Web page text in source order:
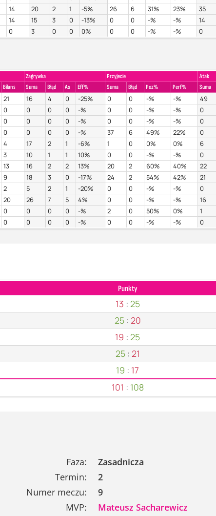
14 20 2 1 -5% 26 6 31% 23%
35
14 15 3 0 -13% 0 0 -% -%
14
0 3 0 0 0% 0 0 -% -% 0
Zagrywka Przyjecie
Atak
Bilans Suma Błąd As Eff% Suma Błąd Poz% Perf% Suma
21 16 4 0 -25% 0 0 -% -%
49
0 0 0 0 -% 0 0 -% -%
0
0 0 0 0 -% 0 0 -% -%
0
0 0 0 0 -% 37 6 49% 22%
0
4 17 2 1 -6% 1 0 0% 0%
6
3 10 1 1 10% 0 0 -% -%
0
13 16 2 2 13% 20 2 60% 40%
22
9 18 3 0 -17% 24 2 54% 42%
21
2 5 2 1 -20% 0 0 -% -%
0
20 26 7 5 4% 0 0 -% -%
16
0 0 0 0 -% 2 0 50% 0%
1
0 0 0 0 -% 0 0 -% -% 0
Punkty
13 : 25
25: 20
19 : 25
25: 21
19 : 17
101 : 108
Faza:
Zasadnicza
Termin:
2
Numer meczu:
9
MVP:
Mateusz Sacharewicz